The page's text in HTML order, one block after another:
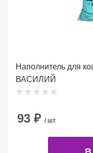
Наполнитель для
ВАСИЛИЙ
93 ₽ / шт